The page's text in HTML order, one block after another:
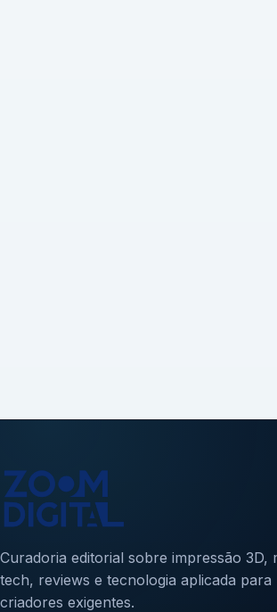
Curadoria editorial sobre impressão 3D,
tech, reviews e tecnologia aplicada para
criadores exigentes.